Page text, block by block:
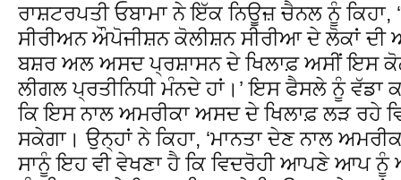
ਰਾਸ਼ਟਰਪਤੀ ਓਬਾਮਾ ਨੇ ਇੱਕ ਨਿਊਜ਼ ਚੈਨਲ ਨੂੰ ਕਿਹਾ,
ਸੀਰੀਅਨ ਔਪੋਜੀਸ਼ਨ ਕੋਲੀਸ਼ਨ ਸੀਰੀਆ ਦੇ ਲੋਕਾਂ ਦੀ
ਬਸ਼ਰ ਅਲ ਅਸਦ ਪ੍ਰਸ਼ਾਸਨ ਦੇ ਖਿਲਾਫ਼ ਅਸੀਂ ਇਸ
ਲੀਗਲ ਪ੍ਰਤੀਨਿਧੀ ਮੰਨਦੇ ਹਾਂ।’ ਇਸ ਫੈਸਲੇ ਨੂੰ ਵੱਡਾ
ਕਿ ਇਸ ਨਾਲ ਅਮਰੀਕਾ ਅਸਦ ਦੇ ਖਿਲਾਫ਼ ਲੜ ਰਹੇ
ਸਕੇਗਾ। ਉਨ੍ਹਾਂ ਨੇ ਕਿਹਾ, ‘ਮਾਨਤਾ ਦੇਣ ਨਾਲ
ਸਾਨੂੰ ਇਹ ਵੀ ਵੇਖਣਾ ਹੈ ਕਿ ਵਿਦਰੋਹੀ ਆਪਣੇ ਆਪ ਨੂੰ